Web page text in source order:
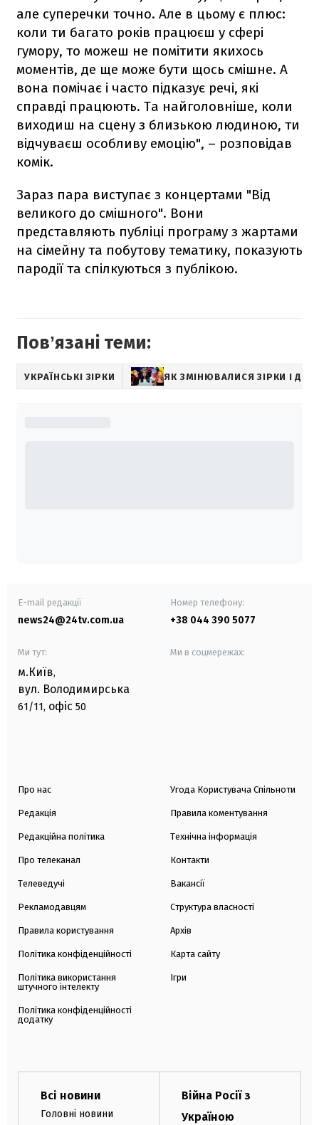
але суперечки точно. Але в цьому є плюс:
коли ти багато років працюєш у сфері
гумору, то можеш не помітити якихось
моментів, де ще може бути щось смішне. А
вона помічає і часто підказує речі, які
справді працюють. Та найголовніше, коли
виходиш на сцену з близькою людиною, ти
відчуваєш особливу емоцію", – розповідав
комік.
Зараз пара виступає з концертами "Від
великого до смішного". Вони
представляють публіці програму з жартами
на сімейну та побутову тематику, показують
пародії та спілкуються з публікою.
Повʼязані теми:
УКРАЇНСЬКІ ЗІРКИ ЯК ЗМІНЮВАЛИСЯ ЗІРКИ І ДЕ
E-mail редакції
news24@24tv.com.ua
Номер телефону:
+38 044 390 5077
Ми тут:
м.Київ,
вул. Володимирська
61/11, офіс 50
Ми в соцмережах:
Про нас
Редакція
Редакційна політика
Про телеканал
Телеведучі
Рекламодавцям
Правила користування
Політика конфіденційності
Політика використання
штучного інтелекту
Політика конфіденційності
додатку
Угода Користувача Спільноти
Правила коментування
Технічна інформація
Контакти
Вакансії
Структура власності
Архів
Карта сайту
Ігри
Всі новини
Головні новини
Війна Росії з
Україною